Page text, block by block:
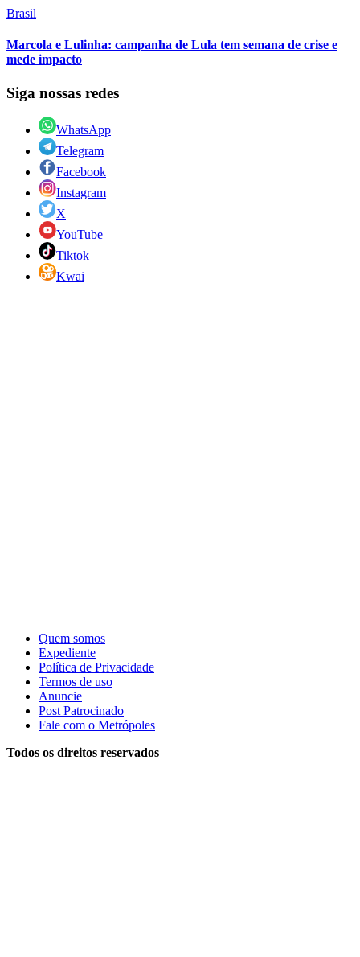
Brasil
Marcola e Lulinha: campanha de Lula tem semana de crise e
mede impacto
Siga nossas redes
WhatsApp
Telegram
Facebook
Instagram
X
YouTube
Tiktok
Kwai
Quem somos
Expediente
Política de Privacidade
Termos de uso
Anuncie
Post Patrocinado
Fale com o Metrópoles
Todos os direitos reservados